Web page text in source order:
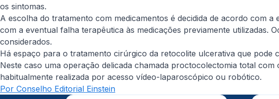
os sintomas.
A escolha do tratamento com medicamentos é decidida de acordo com
com a eventual falha terapêutica às medicações previamente utilizadas.
considerados.
Há espaço para o tratamento cirúrgico da retocolite ulcerativa que
Neste caso uma operação delicada chamada proctocolectomia total
habitualmente realizada por acesso vídeo-laparoscópico ou robótico.
Por Conselho Editorial Einstein